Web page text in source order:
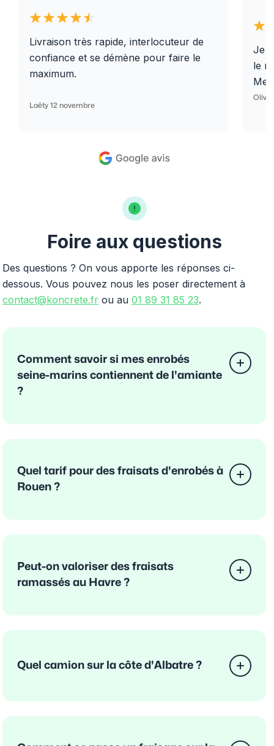
Livraison très rapide, interlocuteur de
confiance et se démène pour faire le
maximum.
Laëty 12 novembre
Je
le
Foire aux questions
Des questions ? On vous apporte les réponses ci-
dessous. Vous pouvez nous les poser directement à
contact@koncrete.fr ou au 01 89 31 85 23.
Comment savoir si mes enrobés
seine-marins contiennent de l'amiante
?
Quel tarif pour des fraisats d'enrobés à
Rouen ?
Peut-on valoriser des fraisats
ramassés au Havre ?
Quel camion sur la côte d'Albatre ?